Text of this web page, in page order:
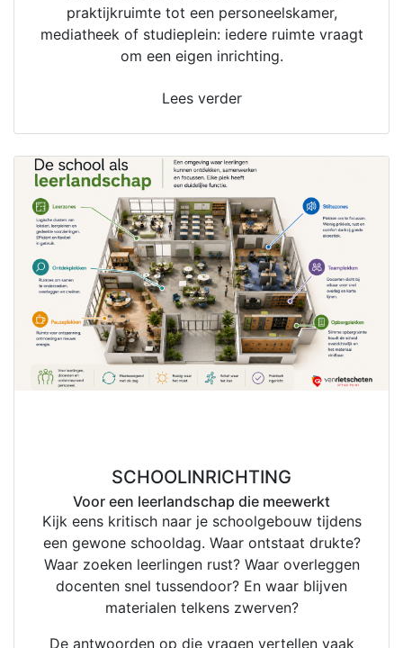
praktijkruimte tot een personeelskamer,
mediatheek of studieplein: iedere ruimte vraagt
om een eigen inrichting.
Lees verder
SCHOOLINRICHTING
Voor een leerlandschap die meewerkt
Kijk eens kritisch naar je schoolgebouw tijdens
een gewone schooldag. Waar ontstaat drukte?
Waar zoeken leerlingen rust? Waar overleggen
docenten snel tussendoor? En waar blijven
materialen telkens zwerven?
De antwoorden op die vragen vertellen vaak